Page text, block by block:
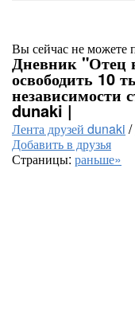
Вы сейчас не можете
Дневник "Отец
освободить 10
dunaki |
Лента друзей dunaki /
Добавить в друзья
Страницы: раньше»